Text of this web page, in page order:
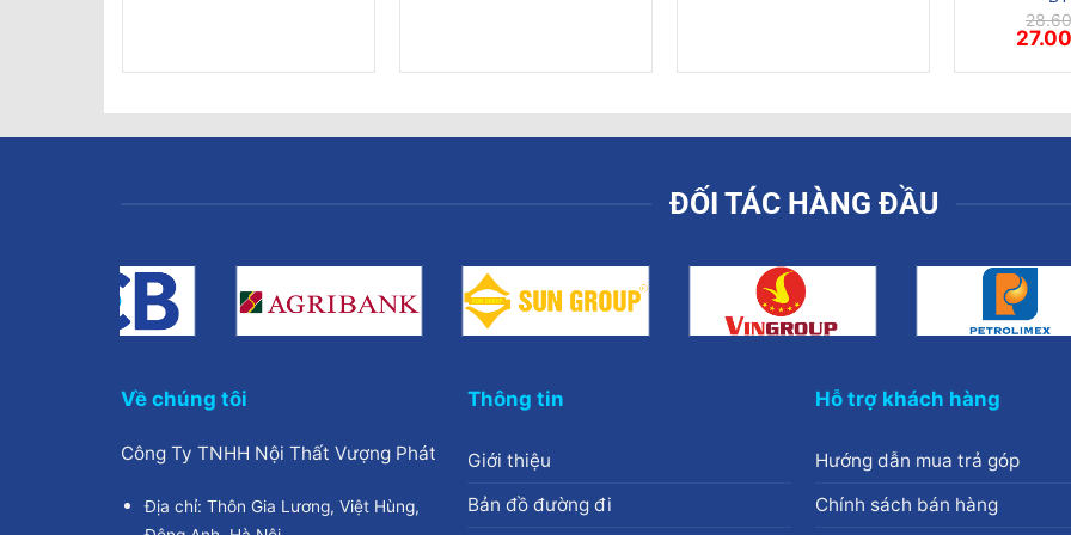
Giá
gốc
là:
ĐỐI TÁC HÀNG ĐẦU
Về chúng tôi
Công Ty TNHH Nội Thất Vượng Phát
Địa chỉ: Thôn Gia Lương, Việt Hùng,
Thông tin
Giới thiệu
Bản đồ đường đi
Hỗ trợ khách hàng
Hướng dẫn mua trả góp
Chính sách bán hàng